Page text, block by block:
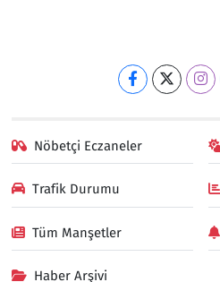
Nöbetçi Eczaneler
Trafik Durumu
Tüm Manşetler
Haber Arşivi